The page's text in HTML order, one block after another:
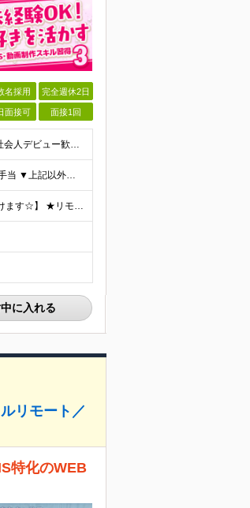
名採用 完全週休2日
面接可 面接1回
＼「やってみたい」が応募資格◎／ 学歴不問／未経験歓迎／業種未経験歓迎／社会人デビュー歓迎／第二新卒歓迎／ブランクOK 経験やスキルは一切不問◎ 大切なのは「挑戦してみたい」という気持ちです！
▼一都三県にお住まいの方 月給22万円～50万円＋インセンティブ＋賞与＋各種手当 ▼上記以外の地域にお住まいの方 月給21万円～50万円＋インセンティブ＋賞与＋各種手当 ※経験・能力を考慮して決定
＼リモート・完全在宅勤務あり！転勤なし！／ 【47都道府県の好きな地域で働けます☆】 ★リモート・フルリモートも選択可能です！ └将来的には「お気に入りのカフェでテレワーク」 「日本全国、旅をしなが
に入れる
リモート／
特化のWEB